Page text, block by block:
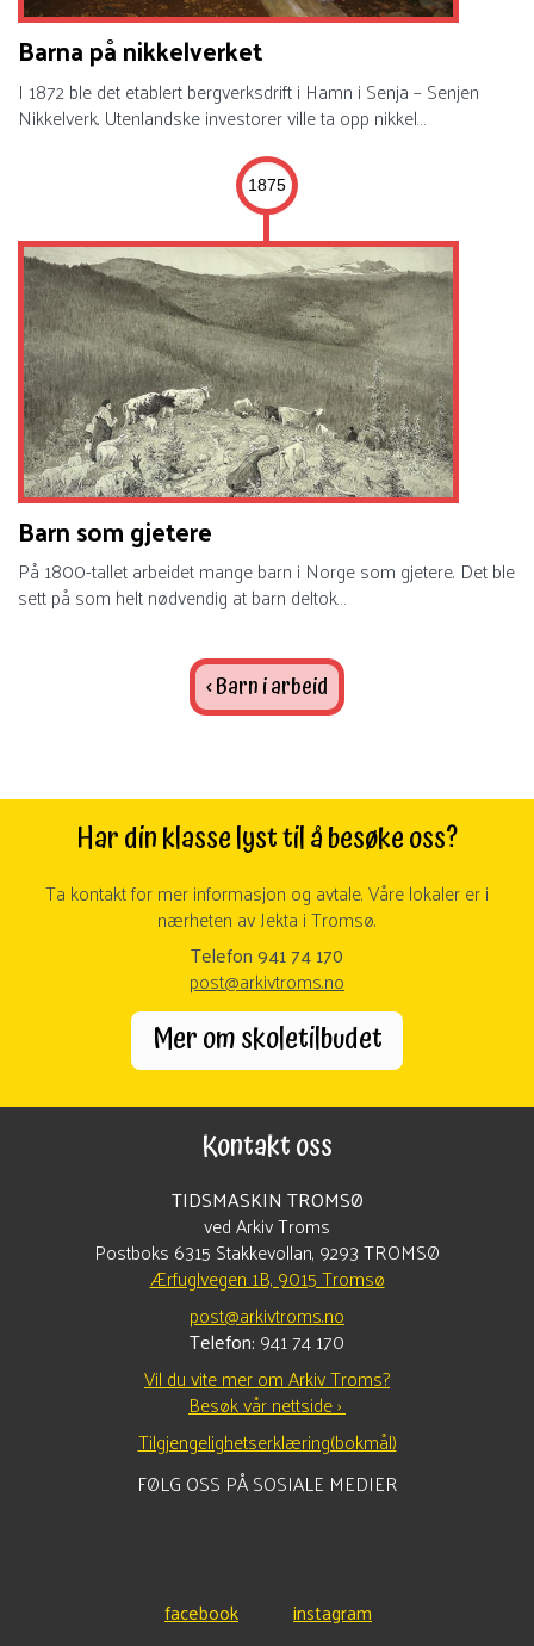
Barna på nikkelverket
I 1872 ble det etablert bergverksdrift i Hamn i Senja – Senjen
Nikkelverk. Utenlandske investorer ville ta opp nikkel…
1875
Barn som gjetere
På 1800-tallet arbeidet mange barn i Norge som gjetere. Det ble
sett på som helt nødvendig at barn deltok…
‹ Barn i arbeid
Har din klasse lyst til å besøke oss?
Ta kontakt for mer informasjon og avtale. Våre lokaler er i
nærheten av Jekta i Tromsø.
Telefon 941 74 170
post@arkivtroms.no
Mer om skoletilbudet
Kontakt oss
TIDSMASKIN TROMSØ
ved Arkiv Troms
Postboks 6315 Stakkevollan, 9293 TROMSØ
Ærfuglvegen 1B, 9015 Tromsø
post@arkivtroms.no
Telefon: 941 74 170
Vil du vite mer om Arkiv Troms?
Besøk vår nettside ›
Tilgjengelighetserklæring(bokmål)
FØLG OSS PÅ SOSIALE MEDIER
facebook instagram